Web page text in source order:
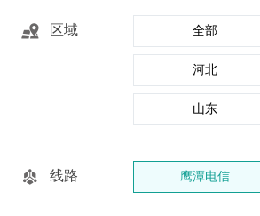
区域 全部
河北
山东
线路 鹰潭电信